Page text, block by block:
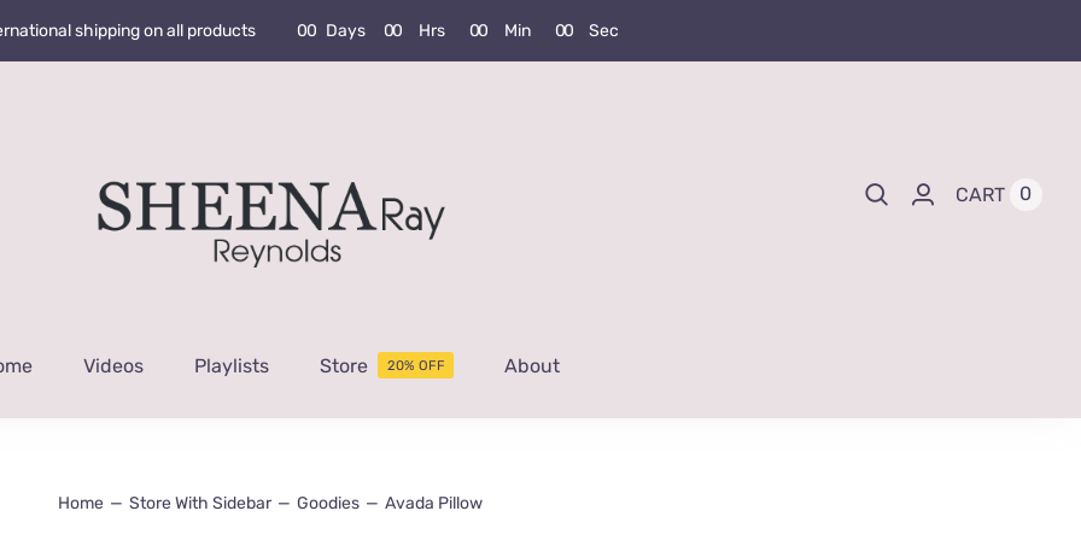
shipping on all products 00 Days 00 Hrs 00 Min 00 Sec
CART 0
Videos Playlists Store 20% OFF About
Home Store With Sidebar Goodies Avada Pillow